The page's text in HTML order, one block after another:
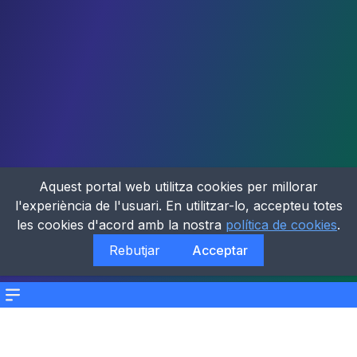
Menu
Aquest portal web utilitza cookies per millorar
l'experiència de l'usuari. En utilitzar-lo, accepteu totes
les cookies d'acord amb la nostra política de cookies.
Rebutjar
Acceptar